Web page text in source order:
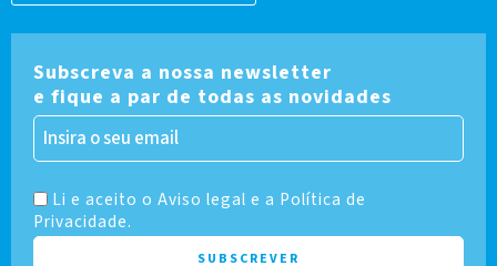
Subscreva a nossa newsletter
e fique a par de todas as novidades
Li e aceito o Aviso legal e a Política de
Privacidade.